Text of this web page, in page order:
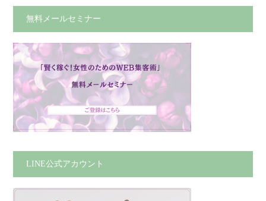
無料メールセミナー
LINE公式アカウント